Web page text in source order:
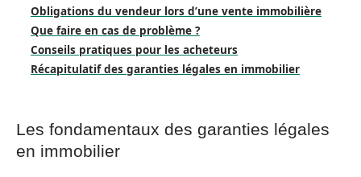
Obligations du vendeur lors d’une vente immobilière
Que faire en cas de problème ?
Conseils pratiques pour les acheteurs
Récapitulatif des garanties légales en immobilier
Les fondamentaux des garanties légales
en immobilier